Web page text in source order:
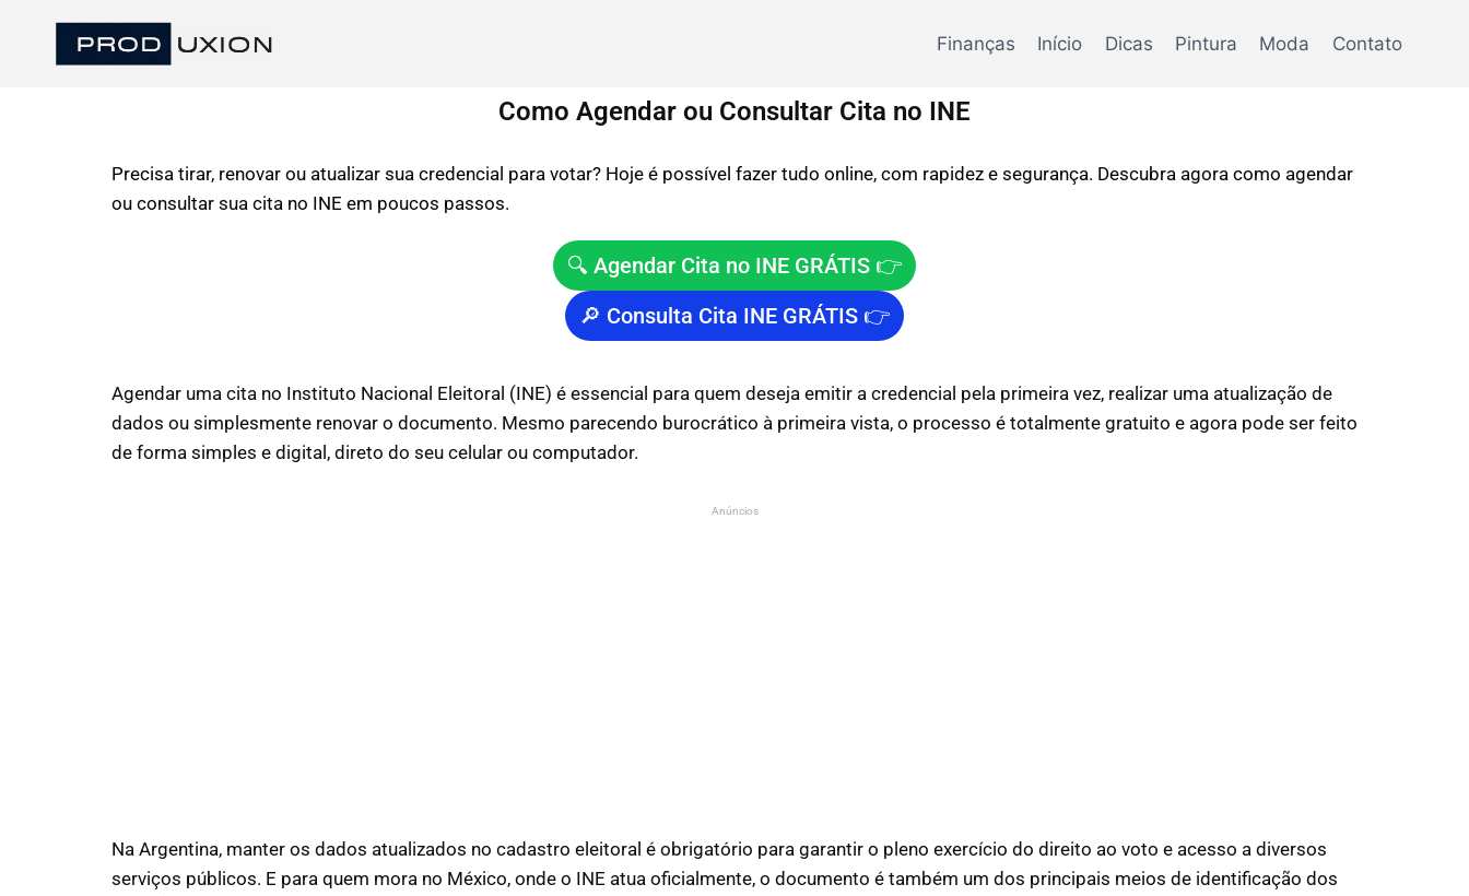
Finanças Início Dicas Pintura Moda Contato
Como Agendar ou Consultar Cita no INE
Precisa tirar, renovar ou atualizar sua credencial para votar? Hoje é possível fazer tudo online, com rapidez e segurança. Descubra agora como agendar
ou consultar sua cita no INE em poucos passos.
🔍 Agendar Cita no INE GRÁTIS 👉
🔎 Consulta Cita INE GRÁTIS 👉
Agendar uma cita no Instituto Nacional Eleitoral (INE) é essencial para quem deseja emitir a credencial pela primeira vez, realizar uma atualização de
dados ou simplesmente renovar o documento. Mesmo parecendo burocrático à primeira vista, o processo é totalmente gratuito e agora pode ser feito
de forma simples e digital, direto do seu celular ou computador.
Anúncios
Na Argentina, manter os dados atualizados no cadastro eleitoral é obrigatório para garantir o pleno exercício do direito ao voto e acesso a diversos
serviços públicos. E para quem mora no México, onde o INE atua oficialmente, o documento é também um dos principais meios de identificação dos